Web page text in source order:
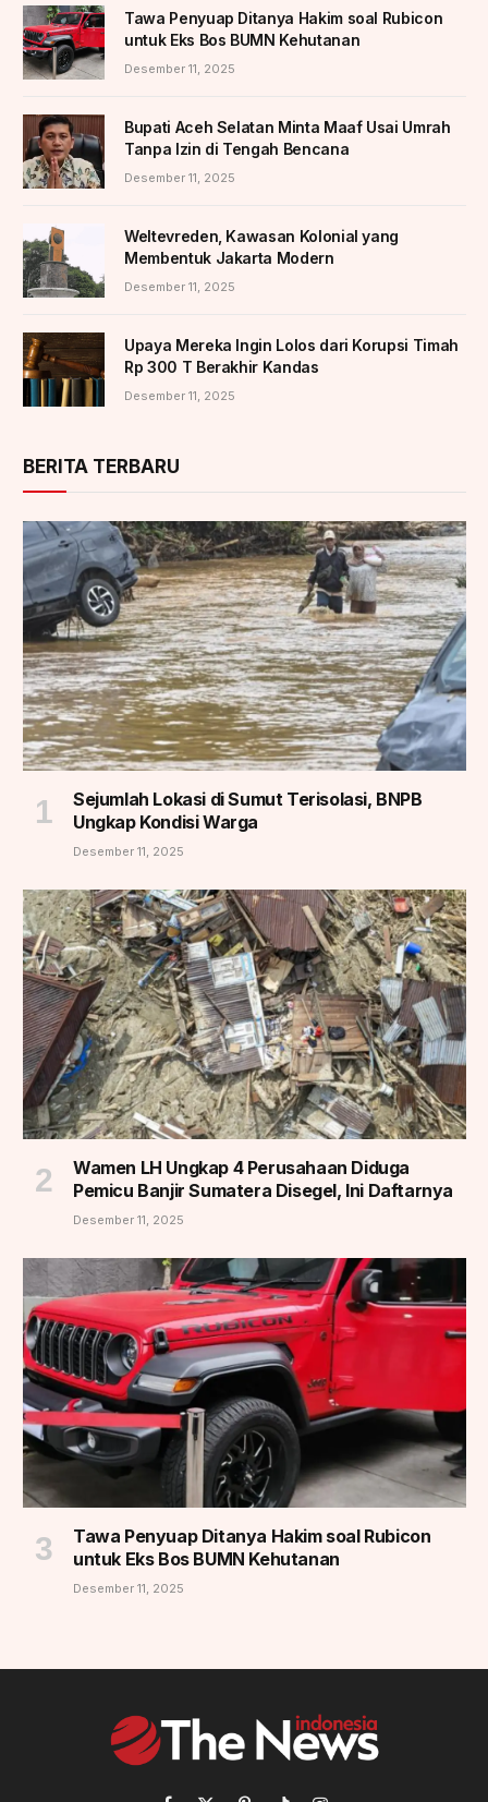
Tawa Penyuap Ditanya Hakim soal Rubicon
untuk Eks Bos BUMN Kehutanan
Desember 11, 2025
Bupati Aceh Selatan Minta Maaf Usai Umrah
Tanpa Izin di Tengah Bencana
Desember 11, 2025
Weltevreden, Kawasan Kolonial yang
Membentuk Jakarta Modern
Desember 11, 2025
Upaya Mereka Ingin Lolos dari Korupsi Timah
Rp 300 T Berakhir Kandas
Desember 11, 2025
BERITA TERBARU
Sejumlah Lokasi di Sumut Terisolasi, BNPB
Ungkap Kondisi Warga
Desember 11, 2025
Wamen LH Ungkap 4 Perusahaan Diduga
Pemicu Banjir Sumatera Disegel, Ini Daftarnya
Desember 11, 2025
Tawa Penyuap Ditanya Hakim soal Rubicon
untuk Eks Bos BUMN Kehutanan
Desember 11, 2025